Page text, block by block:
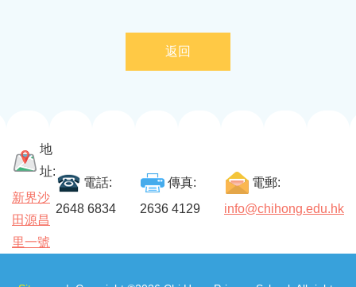
返回
地
址:
新界沙
田源昌
里一號
電話:
2648 6834
傳真:
2636 4129
電郵:
info@chihong.edu.hk